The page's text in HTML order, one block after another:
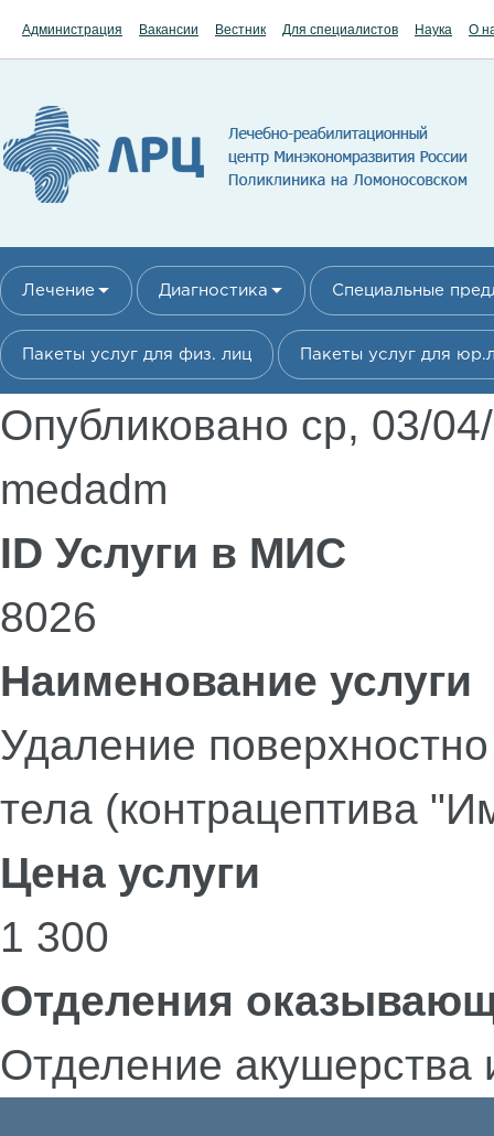
Администрация Вакансии Вестник Для специалистов Наука О
Лечение Диагностика Специальные
Пакеты услуг для физ. лиц Пакеты услуг для
Опубликовано ср, 03/
medadm
ID Услуги в МИС
8026
Наименование услуги
Удаление
тела (контрацептива
Цена услуги
1 300
Отделения
Отделение акушерства